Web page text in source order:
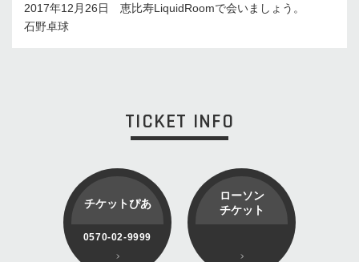
2017年12月26日 恵比寿LiquidRoomで会いましょう。
石野卓球
TICKET INFO
チケットぴあ
0570-02-9999
ローソン
チケット